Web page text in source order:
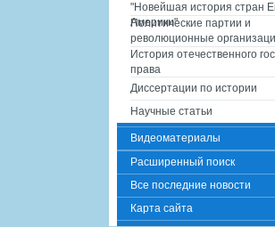
"Новейшая история стран
Америки"
Политические партии и
революционные
История отечественного
права
Диссертации по истории
Научные статьи
Видеоматериалы
Расширенный поиск
Все последние новости
Карта сайта